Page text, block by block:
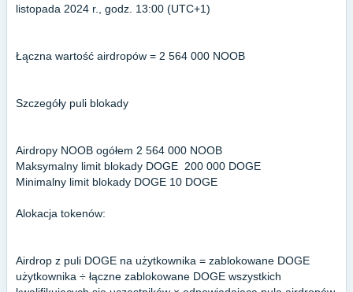
listopada 2024 r., godz. 13:00 (UTC+1)
Łączna wartość airdropów = 2 564 000 NOOB
Szczegóły puli blokady
Airdropy NOOB ogółem 2 564 000 NOOB
Maksymalny limit blokady DOGE 200 000 DOGE
Minimalny limit blokady DOGE 10 DOGE
Alokacja tokenów:
Airdrop z puli DOGE na użytkownika = zablokowane DOGE
użytkownika ÷ łączne zablokowane DOGE wszystkich